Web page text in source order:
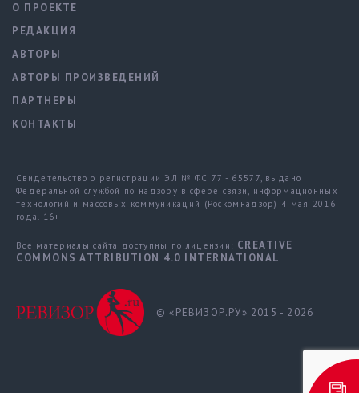
О ПРОЕКТЕ
РЕДАКЦИЯ
АВТОРЫ
АВТОРЫ ПРОИЗВЕДЕНИЙ
ПАРТНЕРЫ
КОНТАКТЫ
Свидетельство о регистрации ЭЛ № ФС 77 - 65577, выдано
Федеральной службой по надзору в сфере связи, информационных
технологий и массовых коммуникаций (Роскомнадзор) 4 мая 2016
года. 16+
Все материалы сайта доступны по лицензии: CREATIVE
COMMONS ATTRIBUTION 4.0 INTERNATIONAL
© «РЕВИЗОР.РУ» 2015 - 2026